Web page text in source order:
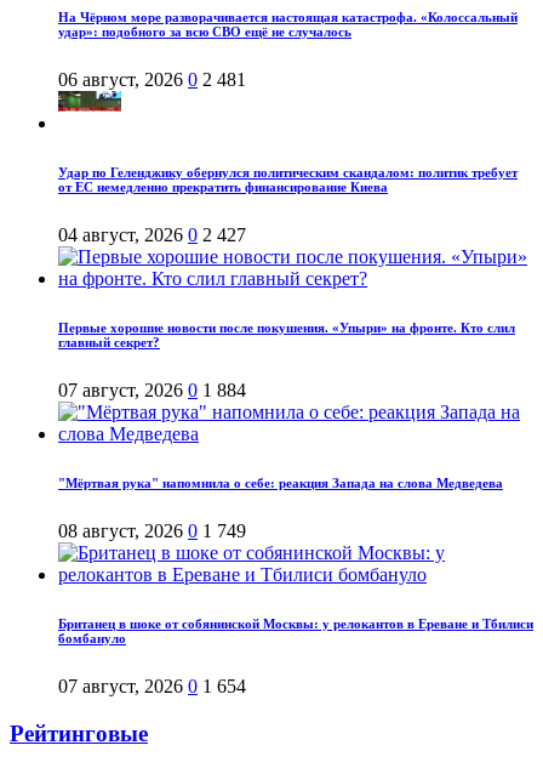
На Чёрном море разворачивается настоящая катастрофа. «Колоссальный
удар»: подобного за всю СВО ещё не случалось
06 август, 2026 0 2 481
Удар по Геленджику обернулся политическим скандалом: политик требует
от ЕС немедленно прекратить финансирование Киева
04 август, 2026 0 2 427
Первые хорошие новости после покушения. «Упыри» на фронте. Кто слил
главный секрет?
07 август, 2026 0 1 884
"Мёртвая рука" напомнила о себе: реакция Запада на слова Медведева
08 август, 2026 0 1 749
Британец в шоке от собянинской Москвы: у релокантов в Ереване и Тбилиси
бомбануло
07 август, 2026 0 1 654
Рейтинговые